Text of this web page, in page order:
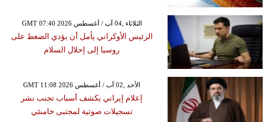
GMT 07:40 2026 الثلاثاء ,04 آب / أغسطس
الرئيس الأوكراني يأمل أن يؤدي الضغط على
روسيا إلى إحلال السلام
GMT 11:08 2026 الأحد ,02 آب / أغسطس
إعلام إيراني يكشف أسباب تجنب نشر
تسجيلات صوتية لمجتبى خامنئي